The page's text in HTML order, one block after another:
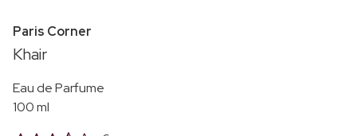
Paris Corner
Khair
Eau de Parfume
100 ml